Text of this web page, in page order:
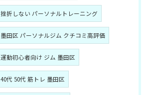
挫折しない パーソナルトレーニング
墨田区 パーソナルジム クチコミ高評価
運動初心者向け ジム 墨田区
40代 50代 筋トレ 墨田区